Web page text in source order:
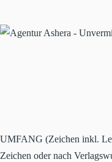
UMFANG (Zeichen inkl.
Zeichen oder nach